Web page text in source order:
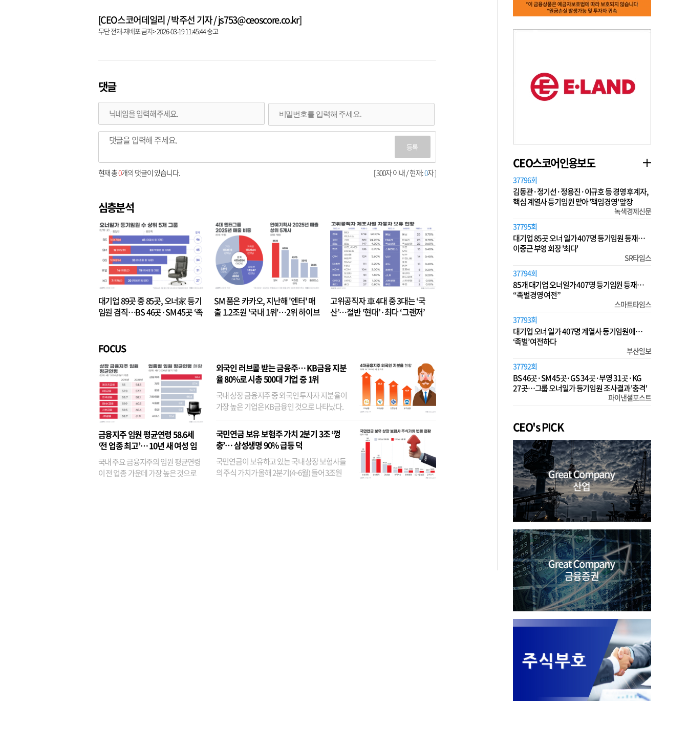
[CEO스코어데일리 / 박주선 기자 / js753@ceoscore.co.kr]
무단 전재-재배포 금지> 2026-03-19 11:45:44 송고
댓글
등록
[ 300자 이내 / 현재:0자 ]
현재 총0개의 댓글이 있습니다.
심층분석
대기업 89곳 중 85곳, 오너家 등기
임원 겸직…BS 46곳·SM 45곳 ‘족
SM 품은 카카오, 지난해 '엔터' 매
출 1.2조원 '국내 1위'…2위 하이브
고위공직자 車 4대 중 3대는 ‘국
산’…절반 ‘현대’·최다 ‘그랜저’
FOCUS
금융지주 임원 평균연령 58.6세
‘전 업종 최고’… 10년 새 여성 임
원은 14배 껑충
국내 주요 금융지주의 임원 평균연령
이 전 업종 가운데 가장 높은 것으로
외국인 러브콜 받는 금융주… KB금융 지분
율 80%로 시총 500대 기업 중 1위
국내 상장 금융지주 중 외국인 투자자 지분율이
가장 높은 기업은 KB금융인 것으로 나타났다.
융이었다. 특히 KB금융은 지난달 말 기준 해외
기관투자자 지분율이...
국민연금 보유 보험주 가치 2분기 3조 ‘껑
충’… 삼성생명 90% 급등 덕
국민연금이 보유하고 있는 국내 상장 보험사들
의 주식 가치가 올해 2분기(4~6월) 들어 3조원
CEO스코어인용보도
37796회
김동관·정기선·정용진·이규호 등 경영 후계자,
핵심 계열사 등기임원 맡아 '책임경영' 앞장
녹색경제신문
37795회
대기업 85곳 오너 일가 407명 등기임원 등재…
이중근 부영 회장 '최다'
SR타임스
37794회
85개 대기업 오너일가 407명 등기임원 등재…
“족벌경영 여전”
스마트타임스
37793회
대기업 오너 일가 407명 계열사 등기임원에…
‘족벌’ 여전하다
부산일보
37792회
BS 46곳·SM 45곳·GS 34곳·부영 31곳·KG
27곳…그룹 오너일가 등기임원 조사결과 '충격'
파이낸셜포스트
CEO's PICK